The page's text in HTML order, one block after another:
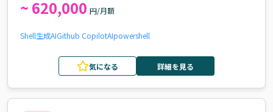
~ 620,000 円/月額
Shell生成AIGithub CopilotAIpowershell
気になる 詳細を見る